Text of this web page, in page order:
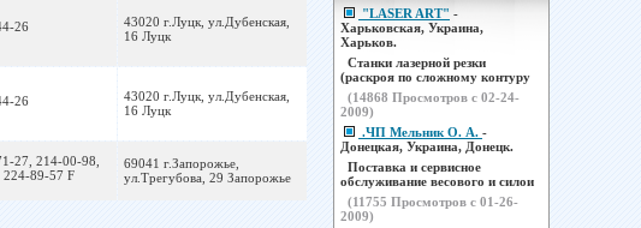
26
43020 г.Луцк, ул.Дубенская,
16 Луцк
26
43020 г.Луцк, ул.Дубенская,
16 Луцк
27, 214-00-98,
224-89-57 F
69041 г.Запорожье,
ул.Трегубова, 29 Запорожье
"LASER ART" -
Харьковская, Украина,
Харьков.
Станки лазерной резки
(раскроя по сложному контуру
(14868 Просмотров с 02-24-
2009)
.ЧП Мельник О. А. -
Донецкая, Украина, Донецк.
Поставка и сервисное
обслуживание весового и силои
(11755 Просмотров с 01-26-
2009)